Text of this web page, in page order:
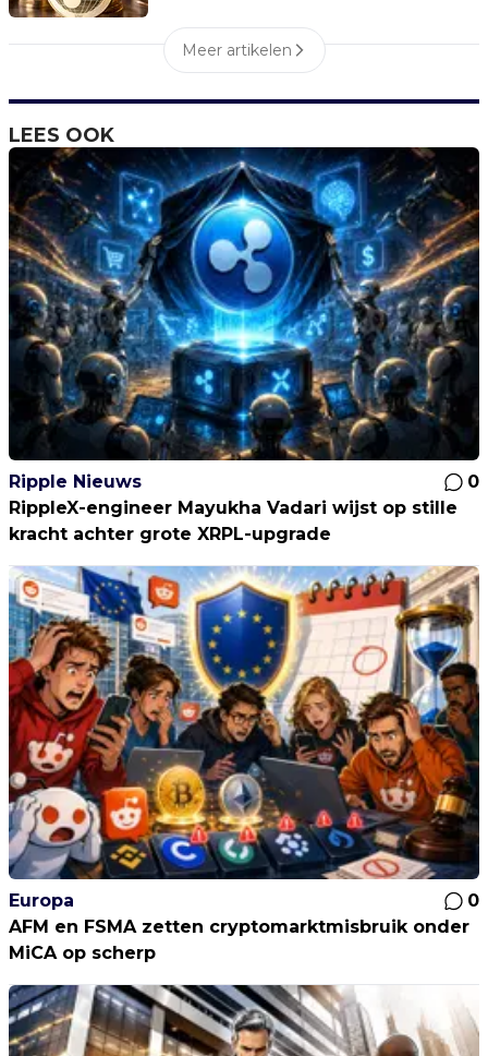
Meer artikelen
LEES OOK
Ripple Nieuws
0
RippleX-engineer Mayukha Vadari wijst op stille
kracht achter grote XRPL-upgrade
Europa
0
AFM en FSMA zetten cryptomarktmisbruik onder
MiCA op scherp